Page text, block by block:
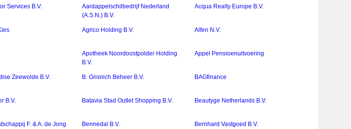
Services B.V.
Aardappelschilbedrijf Nederland
(A.S.N.) B.V.
Acqua Realty Europe B.V.
Agrico Holding B.V. Alfen N.V.
Apotheek Noordoostpolder Holding
B.V.
Appel Pensioenuitvoering
Zeewolde B.V. B. Grisnich Beheer B.V. BAGfinance
B.V. Batavia Stad Outlet Shopping B.V. Beautyge Netherlands B.V.
F. & A. de Jong
Bennedal B.V. Bernhard Vastgoed B.V.